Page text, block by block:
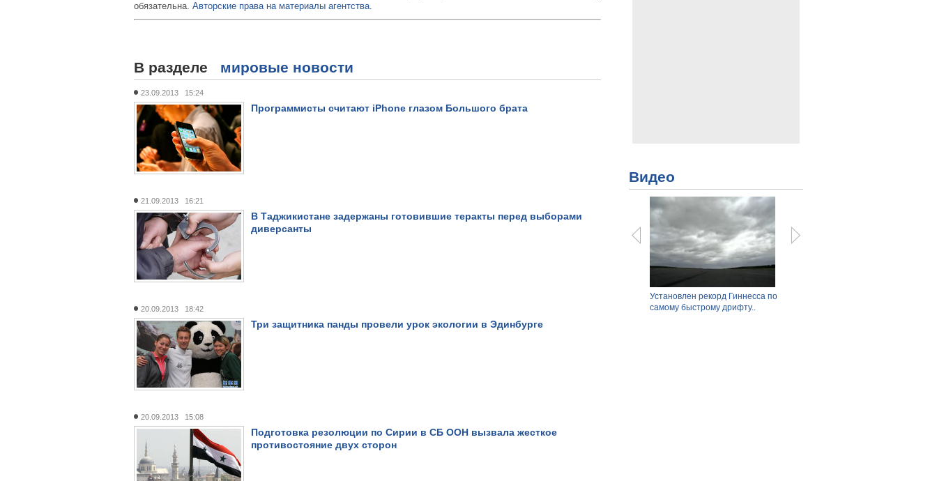
обязательна. Авторские права на материалы агентства.
В разделе мировые новости
23.09.2013 15:24
Программисты считают iPhone глазом Большого брата
21.09.2013 16:21
В Таджикистане задержаны готовившие теракты перед выборами
диверсанты
20.09.2013 18:42
Три защитника панды провели урок экологии в Эдинбурге
20.09.2013 15:08
Подготовка резолюции по Сирии в СБ ООН вызвала жесткое
противостояние двух сторон
Видео
Установлен рекорд Гиннесса по
самому быстрому дрифту..